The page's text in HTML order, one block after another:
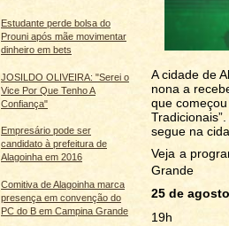
Estudante perde bolsa do
Prouni após mãe movimentar
dinheiro em bets
JOSILDO OLIVEIRA: "Serei o
Vice Por Que Tenho A
Confiança"
Empresário pode ser
candidato à prefeitura de
Alagoinha em 2016
Comitiva de Alagoinha marca
presença em convenção do
PC do B em Campina Grande
A cidade de
nona a
que
segue na
Veja a
Grande
25 de
19h